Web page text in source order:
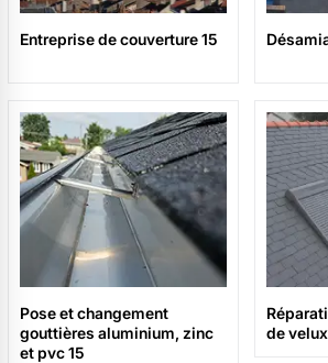
Entreprise de couverture 15
Pose et changement
gouttières aluminium, zinc
et pvc 15
de